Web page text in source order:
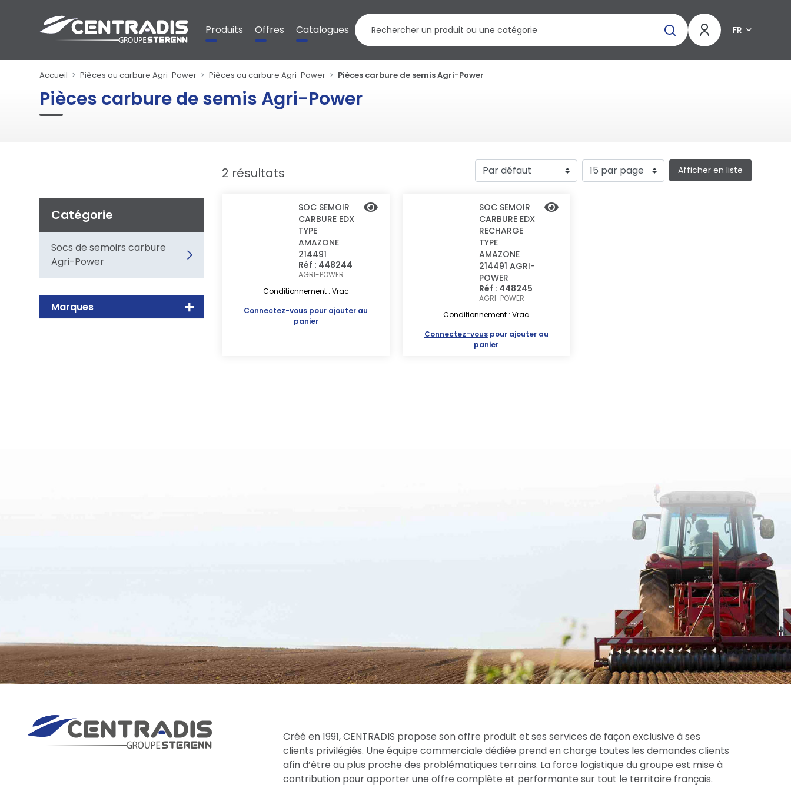
Produits Offres Catalogues FR
Accueil Pièces au carbure Agri-Power Pièces au carbure Agri-Power Pièces carbure de semis Agri-Power
Pièces carbure de semis Agri-Power
Catégorie
Socs de semoirs carbure
Agri-Power
Marques
2 résultats Afficher en liste
SOC SEMOIR
CARBURE EDX
TYPE
AMAZONE
214491
Réf : 448244
AGRI-POWER
Conditionnement : Vrac
Connectez-vous pour ajouter au
panier
SOC SEMOIR
CARBURE EDX
RECHARGE
TYPE
AMAZONE
214491 AGRI-
POWER
Réf : 448245
AGRI-POWER
Conditionnement : Vrac
Connectez-vouspour ajouter au
panier
Créé en 1991, CENTRADIS propose son offre produit et ses services de façon exclusive à ses
clients privilégiés. Une équipe commerciale dédiée prend en charge toutes les demandes clients
afin d’être au plus proche des problématiques terrains. La force logistique du groupe est mise à
contribution pour apporter une offre complète et performante sur tout le territoire français.